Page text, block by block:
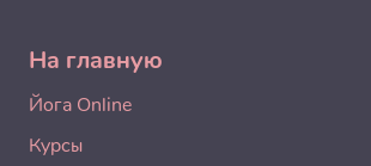
На главную
Йога Online
Курсы